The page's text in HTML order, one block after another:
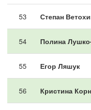
53 Степан
54 Полина
55 Егор Ляшук
56 Кристина